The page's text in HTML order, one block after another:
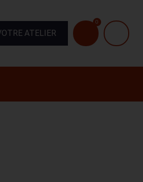
ATELIER
0